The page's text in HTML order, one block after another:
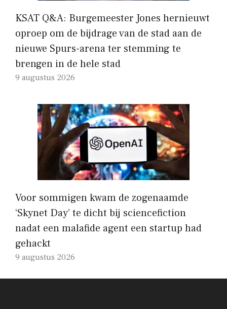
KSAT Q&A: Burgemeester Jones hernieuwt
oproep om de bijdrage van de stad aan de
nieuwe Spurs-arena ter stemming te
brengen in de hele stad
9 augustus 2026
Voor sommigen kwam de zogenaamde
‘Skynet Day’ te dicht bij sciencefiction
nadat een malafide agent een startup had
gehackt
9 augustus 2026